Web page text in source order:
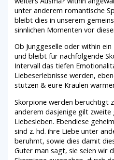
unter anderem romantische
bleibt dies in unserem
sinnlichen Momenten vor
Ob Junggeselle oder within
und bleibt fur nachfolgende
Intervall das tiefen
Liebeserlebnisse werden,
stutzen & eure Kraulen
Skorpione werden beruchtigt
anderem dasjenige gilt zweite
Liebesleben. Ebendiese
sind z. hd. ihre Liebe unter
beruhmt, sowie dies damit
Guter man sagt, sie seien wir